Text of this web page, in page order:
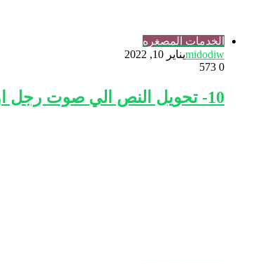
الخدمات المصغره
midodiwيناير 10, 2022
0
10- تحويل النص الي صوت رجل او امرأه باكثر من لغه والتحكم في الصوت والسرعه